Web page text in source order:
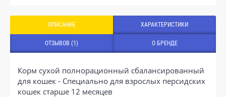
ОПИСАНИЕ ХАРАКТЕРИСТИКИ
ОТЗЫВОВ (1) О БРЕНДЕ
Корм сухой полнорационный сбалансированный
для кошек - Специально для взрослых персидских
кошек старше 12 месяцев